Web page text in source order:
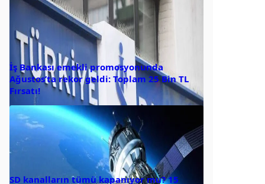
İş Bankası emekli promosyonunda
Ağustos’ta rekor geldi: Toplam 25 Bin TL
Fırsatı!
SD kanalların tümü kapanıyor mu? 15